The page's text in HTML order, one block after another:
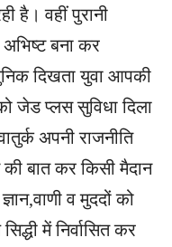
है। वहीं पुरानी
अभिष्ट बना कर
दिखता युवा आपकी
जेड प्लस सुविधा दिला
अपनी राजनीति
बात कर किसी मैदान
व मुददों को
में निर्वासित कर